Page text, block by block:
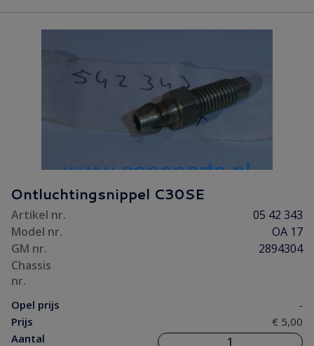
Ontluchtingsnippel C30SE
Artikel nr.
05 42 343
Model nr.
OA 17
GM nr.
2894304
Chassis
nr.
Opel prijs
-
Prijs
€ 5,00
Aantal